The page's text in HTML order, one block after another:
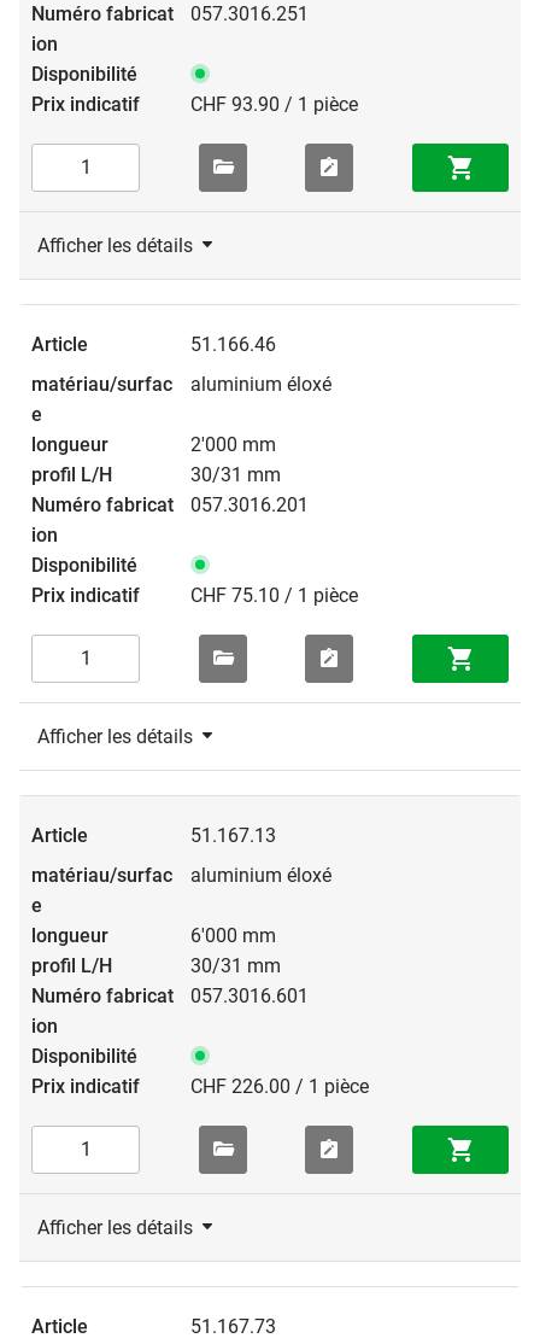
057.3016.251
CHF 93.90 / 1 pièce
Afficher les détails
51.166.46
aluminium éloxé
2'000 mm
30/31 mm
057.3016.201
CHF 75.10 / 1 pièce
Afficher les détails
51.167.13
aluminium éloxé
6'000 mm
30/31 mm
057.3016.601
CHF 226.00 / 1 pièce
Afficher les détails
51.167.73